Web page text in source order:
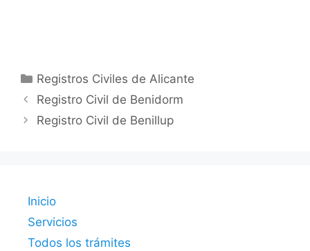
Categorías
Registros Civiles de Alicante
Registro Civil de Benidorm
Registro Civil de Benillup
Inicio
Servicios
Todos los trámites